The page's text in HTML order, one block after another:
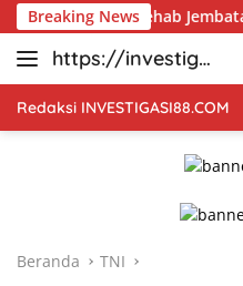
Langsung
ke
konten
Breaking News
Jembatan TMMD Ke-129
https://investiga
si88.com
Redaksi INVESTIGASI88.COM
Beranda TNI